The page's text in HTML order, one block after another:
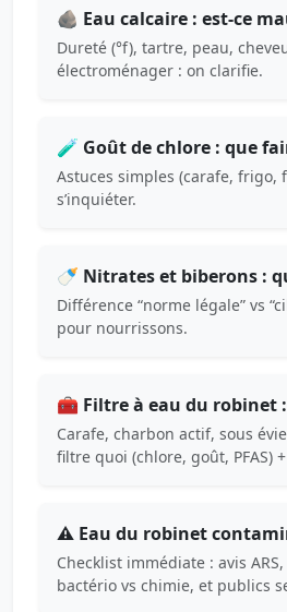
🪨 Eau calcaire : est-ce
Dureté (°f), tartre, peau,
électroménager : on clarifie.
🧪 Goût de chlore : que
Astuces simples (carafe, frigo,
s’inquiéter.
🍼 Nitrates et biberons :
Différence “norme légale” vs
pour nourrissons.
🧰 Filtre à eau du robinet
Carafe, charbon actif, sous
filtre quoi (chlore, goût, PFAS)
⚠️ Eau du robinet
Checklist immédiate : avis
bactério vs chimie, et publics